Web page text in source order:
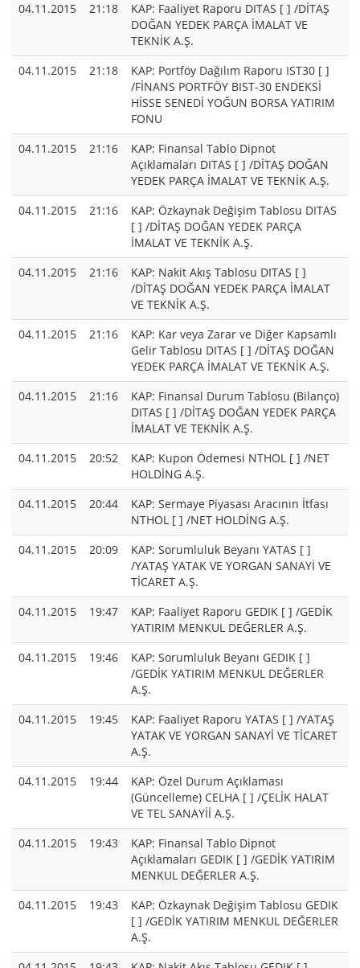
04.11.2015
21:18
KAP: Faaliyet Raporu DITAS [ ] /DİTAŞ
DOĞAN YEDEK PARÇA İMALAT VE
TEKNİK A.Ş.
04.11.2015
21:18
KAP: Portföy Dağılım Raporu IST30 [ ]
/FİNANS PORTFÖY BIST-30 ENDEKSİ
HİSSE SENEDİ YOĞUN BORSA YATIRIM
FONU
04.11.2015
21:16
KAP: Finansal Tablo Dipnot
Açıklamaları DITAS [ ] /DİTAŞ DOĞAN
YEDEK PARÇA İMALAT VE TEKNİK A.Ş.
04.11.2015
21:16
KAP: Özkaynak Değişim Tablosu DITAS
[ ] /DİTAŞ DOĞAN YEDEK PARÇA
İMALAT VE TEKNİK A.Ş.
04.11.2015
21:16
KAP: Nakit Akış Tablosu DITAS [ ]
/DİTAŞ DOĞAN YEDEK PARÇA İMALAT
VE TEKNİK A.Ş.
04.11.2015
21:16
KAP: Kar veya Zarar ve Diğer Kapsamlı
Gelir Tablosu DITAS [ ] /DİTAŞ DOĞAN
YEDEK PARÇA İMALAT VE TEKNİK A.Ş.
04.11.2015
21:16
KAP: Finansal Durum Tablosu (Bilanço)
DITAS [ ] /DİTAŞ DOĞAN YEDEK PARÇA
İMALAT VE TEKNİK A.Ş.
04.11.2015
20:52
KAP: Kupon Ödemesi NTHOL [ ] /NET
HOLDİNG A.Ş.
04.11.2015
20:44
KAP: Sermaye Piyasası Aracının İtfası
NTHOL [ ] /NET HOLDİNG A.Ş.
04.11.2015
20:09
KAP: Sorumluluk Beyanı YATAS [ ]
/YATAŞ YATAK VE YORGAN SANAYİ VE
TİCARET A.Ş.
04.11.2015
19:47
KAP: Faaliyet Raporu GEDIK [ ] /GEDİK
YATIRIM MENKUL DEĞERLER A.Ş.
04.11.2015
19:46
KAP: Sorumluluk Beyanı GEDIK [ ]
/GEDİK YATIRIM MENKUL DEĞERLER
A.Ş.
04.11.2015
19:45
KAP: Faaliyet Raporu YATAS [ ] /YATAŞ
YATAK VE YORGAN SANAYİ VE TİCARET
A.Ş.
04.11.2015
19:44
KAP: Özel Durum Açıklaması
(Güncelleme) CELHA [ ] /ÇELİK HALAT
VE TEL SANAYİİ A.Ş.
04.11.2015
19:43
KAP: Finansal Tablo Dipnot
Açıklamaları GEDIK [ ] /GEDİK YATIRIM
MENKUL DEĞERLER A.Ş.
04.11.2015
19:43
KAP: Özkaynak Değişim Tablosu GEDIK
[ ] /GEDİK YATIRIM MENKUL DEĞERLER
A.Ş.